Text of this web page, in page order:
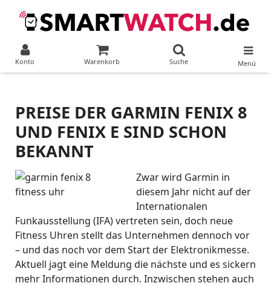
Konto Warenkorb Suche Menü
PREISE DER GARMIN FENIX 8
UND FENIX E SIND SCHON
BEKANNT
Zwar wird Garmin in
diesem Jahr nicht auf der
Internationalen
Funkausstellung (IFA) vertreten sein, doch neue
Fitness Uhren stellt das Unternehmen dennoch vor
– und das noch vor dem Start der Elektronikmesse.
Aktuell jagt eine Meldung die nächste und es sickern
mehr Informationen durch. Inzwischen stehen auch